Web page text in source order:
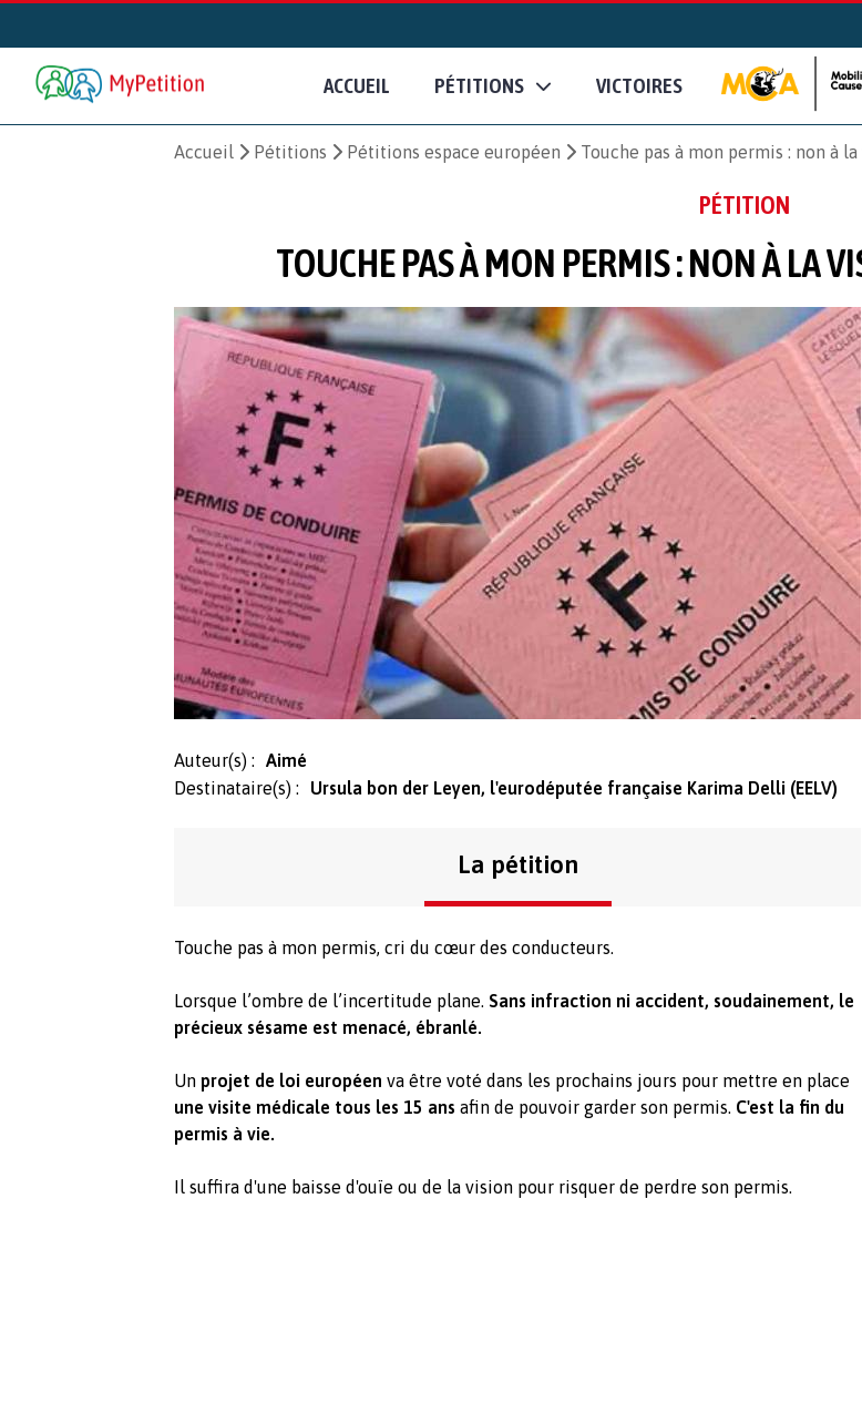
ACCUEIL PÉTITIONS VICTOIRES
Accueil Pétitions Pétitions espace européen Touche pas à mon permis : non à
PÉTITION
TOUCHE PAS À MON PERMIS : NON À LA
Auteur(s) :
Aimé
Destinataire(s) :
Ursula bon der Leyen, l'eurodéputée française Karima Delli (EELV)
La pétition
Touche pas à mon permis, cri du cœur des conducteurs.
Lorsque l’ombre de l’incertitude plane. Sans infraction ni accident, soudainement, le
précieux sésame est menacé, ébranlé.
Un projet de loi européen va être voté dans les prochains jours pour mettre en place
une visite médicale tous les 15 ans afin de pouvoir garder son permis. C'est la fin du
permis à vie.
Il suffira d'une baisse d'ouïe ou de la vision pour risquer de perdre son permis.